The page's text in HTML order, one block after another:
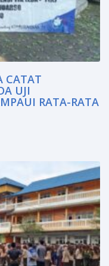
CATAT
UJI
RATA-RATA